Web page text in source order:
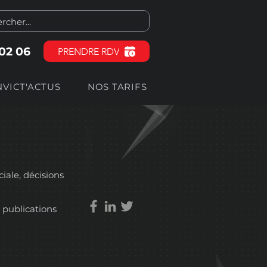
PRENDRE RDV
06
NOS TARIFS
décisions
publications